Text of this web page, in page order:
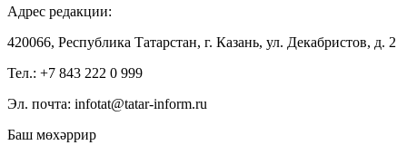
Адрес редакции:
420066, Республика Татарстан, г. Казань, ул. Декабристов, д. 2
Тел.: +7 843 222 0 999
Эл. почта: infotat@tatar-inform.ru
Баш мөхәррир